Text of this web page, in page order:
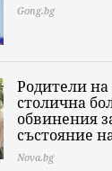
Gong.bg
Родители
столична
обвинения
състояние
Nova.bg